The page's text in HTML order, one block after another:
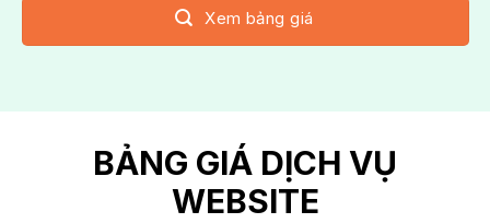
Xem bảng giá
BẢNG GIÁ DỊCH VỤ
WEBSITE